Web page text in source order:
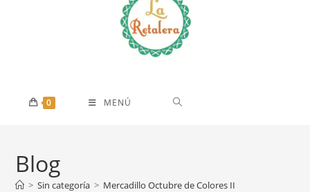
0 MENÚ
Blog
> Sin categoría > Mercadillo Octubre de Colores II